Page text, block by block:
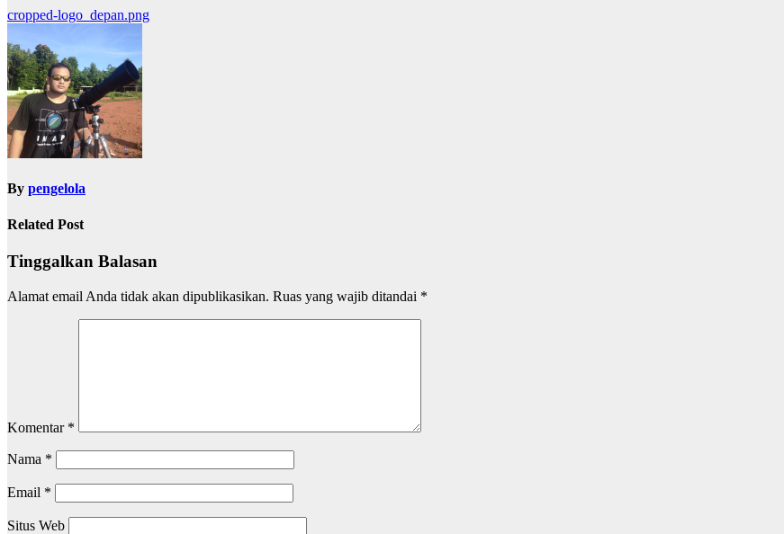
cropped-logo_depan.png
By pengelola
Related Post
Tinggalkan Balasan
Alamat email Anda tidak akan dipublikasikan. Ruas yang wajib ditandai *
Komentar *
Nama *
Email *
Situs Web